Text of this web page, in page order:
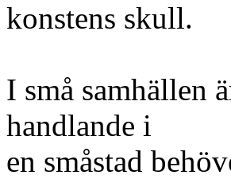
konstens skull.
I små samhällen
handlande i
en småstad